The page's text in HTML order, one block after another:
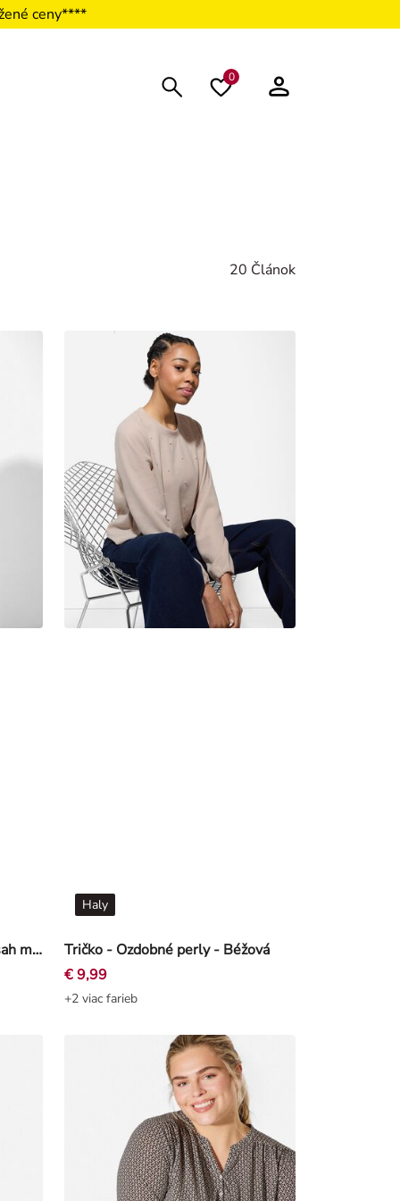
ceny****
0
20 Článok
Tričko s dlhými rukávmi - Obsah modalu - Ružová Tričko - Ozdobné perly - Béžová
Haly
€ 9,99
+2 viac farieb